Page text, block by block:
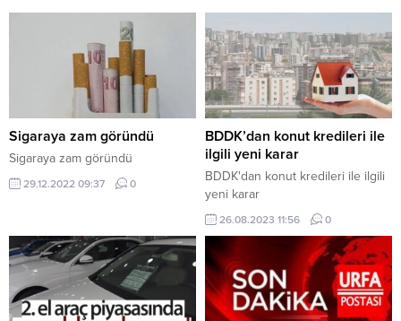
Sigaraya zam göründü
Sigaraya zam göründü
29.12.2022 09:37 0
BDDK’dan konut kredileri ile
ilgili yeni karar
BDDK'dan konut kredileri ile ilgili
yeni karar
26.08.2023 11:56 0